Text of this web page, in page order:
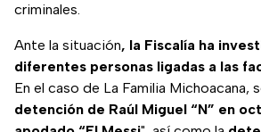
criminales.
Ante la situación, la Fiscalía ha
diferentes personas ligadas a las
En el caso de La Familia Michoacana,
detención de Raúl Miguel “N” en